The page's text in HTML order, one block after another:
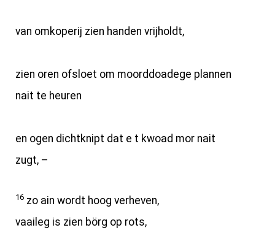
van omkoperij zien handen vrijholdt,
zien oren ofsloet om moorddoadege plannen
nait te heuren
en ogen dichtknipt dat e t kwoad mor nait
zugt, –
16 zo ain wordt hoog verheven,
vaaileg is zien börg op rots,